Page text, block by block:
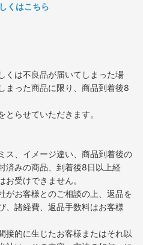
くはこちら
くは不良品が届いてしまった場
まった商品に限り、商品到着後8
らせていただきます。
ス、イメージ違い、商品到着後の
済みの商品、到着後8日以上経
受けできません。
がお客様とのご相談の上、返品を
、諸経費、返品手数料はお客様
接的に生じたお客様またはそれ以